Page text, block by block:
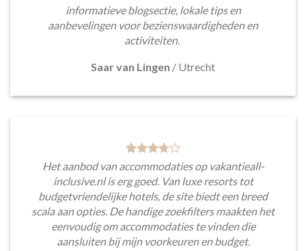
informatieve blogsectie, lokale tips en
aanbevelingen voor bezienswaardigheden en
activiteiten.
Saar van Lingen / Utrecht
Het aanbod van accommodaties op vakantieall-
inclusive.nl is erg goed. Van luxe resorts tot
budgetvriendelijke hotels, de site biedt een breed
scala aan opties. De handige zoekfilters maakten het
eenvoudig om accommodaties te vinden die
aansluiten bij mijn voorkeuren en budget.